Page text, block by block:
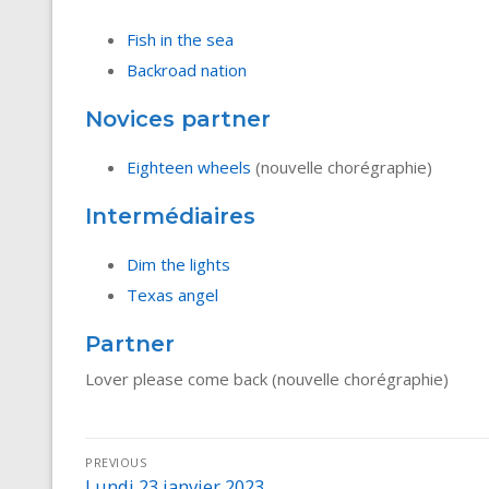
Fish in the sea
Backroad nation
Novices partner
Eighteen wheels (nouvelle chorégraphie)
Intermédiaires
Dim the lights
Texas angel
Partner
Lover please come back (nouvelle chorégraphie)
Navigation
PREVIOUS